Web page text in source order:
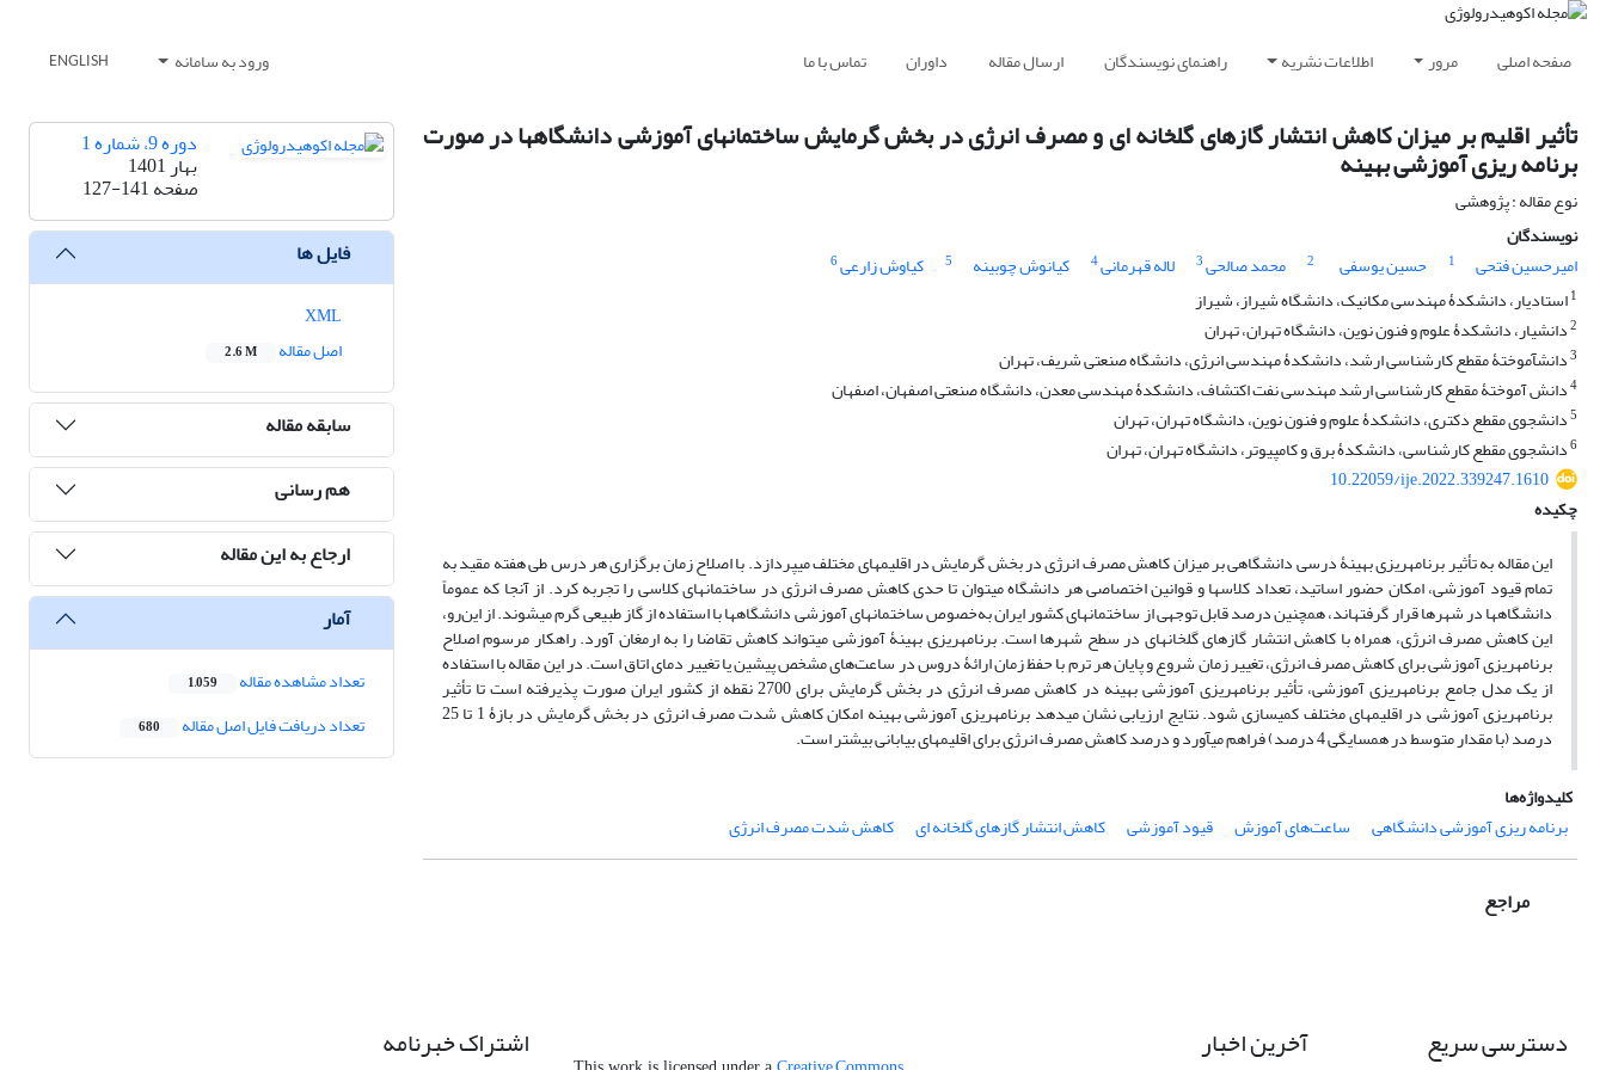
صفحه اصلی مرور اطلاعات نشریه راهنمای نویسندگان ارسال مقاله داوران تماس با ما ورود به سامانه ENGLISH
تأثیر اقلیم بر میزان کاهش انتشار گازهای گلخانه‏ ای و مصرف انرژی در بخش گرمایش ساختمان‏های آموزشی دانشگاه‏ها در صورت
برنامه ‏ریزی آموزشی بهینه
نوع مقاله : پژوهشی
نویسندگان
امیرحسین فتحی
1 حسین یوسفی 2 محمد صالحی3 لاله قهرمانی4 کیانوش چوبینه 5 کیاوش زارعی6
1استادیار، دانشکدۀ مهندسی مکانیک، دانشگاه شیراز، شیراز
2دانشیار، دانشکدۀ علوم و فنون نوین، دانشگاه تهران، تهران
3دانش‏آموختۀ مقطع کارشناسی ‏ارشد، دانشکدۀ مهندسی انرژی، دانشگاه صنعتی شریف، تهران
4دانش‏ آموختۀ مقطع کارشناسی‏ ارشد مهندسی نفت اکتشاف، دانشکدۀ مهندسی معدن، دانشگاه صنعتی اصفهان، اصفهان
5دانشجوی مقطع دکتری، دانشکدۀ علوم و فنون نوین، دانشگاه تهران، تهران
6دانشجوی مقطع کارشناسی، دانشکدۀ برق و کامپیوتر، دانشگاه تهران، تهران
10.22059/ije.2022.339247.1610
چکیده
این مقاله به تأثیر برنامه‏ریزی بهینۀ درسی دانشگاهی بر میزان کاهش مصرف انرژی در بخش گرمایش در اقلیم‏های مختلف می‏پردازد. با اصلاح زمان برگزاری هر درس طی هفته مقید به
تمام قیود آموزشی، امکان حضور اساتید، تعداد کلاس‏ها و قوانین اختصاصی هر دانشگاه می‏توان تا حدی کاهش مصرف انرژی در ساختمان‏های کلاسی را تجربه کرد. از آنجا که عموماً
دانشگاه‏ها در شهرها قرار گرفته‏اند، همچنین درصد قابل توجهی از ساختمان‏های کشور ایران به‌خصوص ساختمان‏های آموزشی دانشگاه‏ها با استفاده از گاز طبیعی گرم می‏شوند. از این‌رو،
این کاهش مصرف انرژی، همراه با کاهش انتشار گازهای گلخانه‏ای در سطح شهرها است. برنامه‏ریزی بهینۀ آموزشی می‏تواند کاهش تقاضا را به ارمغان آورد. راهکار مرسوم اصلاح
برنامه‏ریزی آموزشی برای کاهش مصرف انرژی، تغییر زمان شروع و پایان هر ترم با حفظ زمان ارائۀ دروس در ساعت‌های مشخص پیشین یا تغییر دمای اتاق است. در این مقاله با استفاده
از یک مدل جامع برنامه‏ریزی آموزشی، تأثیر برنامه‏ریزی آموزشی بهینه در کاهش مصرف انرژی در بخش گرمایش برای 2700 نقطه از کشور ایران صورت پذیرفته است تا تأثیر
برنامه‏ریزی آموزشی در اقلیم‏های مختلف کمی‏سازی شود. نتایج ارزیابی نشان می‏دهد برنامه‏ریزی آموزشی بهینه امکان کاهش شدت مصرف انرژی در بخش گرمایش در بازۀ 1 تا 25
درصد (با مقدار متوسط در همسایگی 4 درصد) فراهم می‏آورد و درصد کاهش مصرف انرژی برای اقلیم‏های بیابانی بیشتر است.
کلیدواژه‌ها
برنامه ‏ریزی آموزشی دانشگاهی
ساعت‌های آموزش قیود آموزشی کاهش انتشار گازهای گلخانه ‏ای کاهش شدت مصرف انرژی
مراجع
دوره 9، شماره 1
بهار 1401
صفحه127-141
فایل ها
اصل مقاله
2.6 M
سابقه مقاله
هم رسانی
ارجاع به این مقاله
آمار
تعداد مشاهده مقاله 1,059
تعداد دریافت فایل اصل مقاله 680
دسترسی سریع آخرین اخبار اشتراک خبرنامه